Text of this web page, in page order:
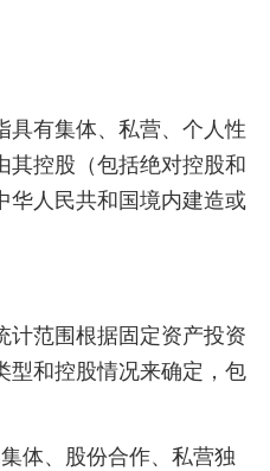
有集体、私营、个人性
其控股（包括绝对控股和
华人民共和国境内建造或
范围根据固定资产投资
型和控股情况来确定，包
、股份合作、私营独